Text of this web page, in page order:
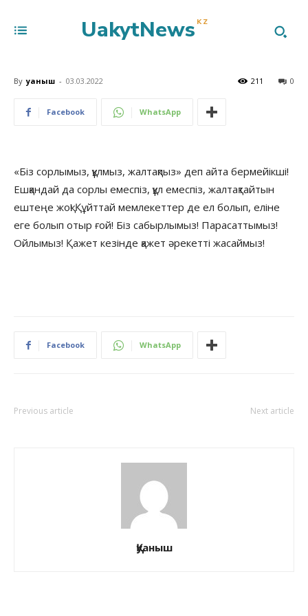
UakytNews KZ
By Қуаныш - 03.03.2022 0
211
Facebook WhatsApp
«Біз сорлымыз, құлмыз, жалтақпыз» деп айта бермейікші!
Ешқандай да сорлы емеспіз, құл емеспіз, жалтақтайтын
ештеңе жоқ! Құйттай мемлекеттер де ел болып, еліне
еге болып отыр ғой! Біз сабырлымыз! Парасаттымыз!
Ойлымыз! Қажет кезінде қажет әрекетті жасаймыз!
Facebook WhatsApp
Previous article Next article
Қуаныш